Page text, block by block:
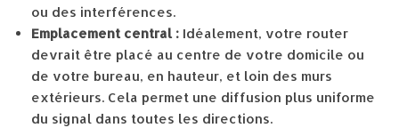
ou des interférences.
Emplacement central : Idéalement, votre router
devrait être placé au centre de votre domicile ou
de votre bureau, en hauteur, et loin des murs
extérieurs. Cela permet une diffusion plus uniforme
du signal dans toutes les directions.